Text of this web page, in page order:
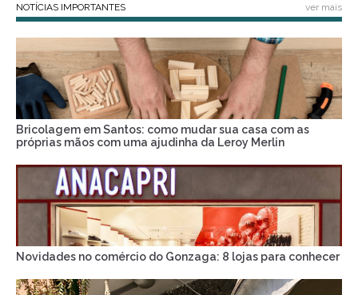
NOTÍCIAS IMPORTANTES ver mais
Bricolagem em Santos: como mudar sua casa com as
próprias mãos com uma ajudinha da Leroy Merlin
Novidades no comércio do Gonzaga: 8 lojas para conhecer